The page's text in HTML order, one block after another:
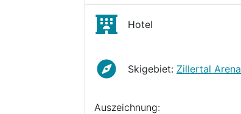
Hotel
Skigebiet: Zillertal Arena
Auszeichnung: